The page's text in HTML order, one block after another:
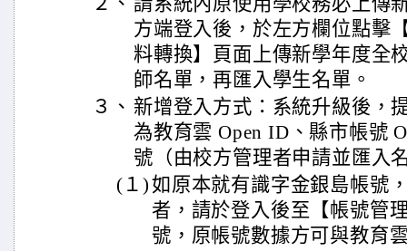
方端登入後，於左方欄位點擊
料轉換】頁面上傳新學年度全
師名單，再匯入學生名單。
３、 新增登入方式：系統升級後，
為教育雲 Open ID、縣市帳號
號（由校方管理者申請並匯入
(１)如原本就有識字金銀島帳號
者，請於登入後至【帳號管
號，原帳號數據方可與教育